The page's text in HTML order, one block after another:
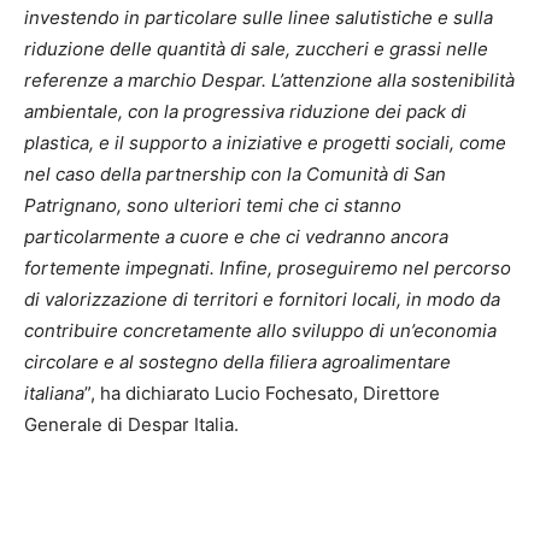
investendo in particolare sulle linee salutistiche e sulla
riduzione delle quantità di sale, zuccheri e grassi nelle
referenze a marchio Despar. L’attenzione alla sostenibilità
ambientale, con la progressiva riduzione dei pack di
plastica, e il supporto a iniziative e progetti sociali, come
nel caso della partnership con la Comunità di San
Patrignano, sono ulteriori temi che ci stanno
particolarmente a cuore e che ci vedranno ancora
fortemente impegnati. Infine, proseguiremo nel percorso
di valorizzazione di territori e fornitori locali, in modo da
contribuire concretamente allo sviluppo di un’economia
circolare e al sostegno della filiera agroalimentare
italiana”, ha dichiarato Lucio Fochesato, Direttore
Generale di Despar Italia.